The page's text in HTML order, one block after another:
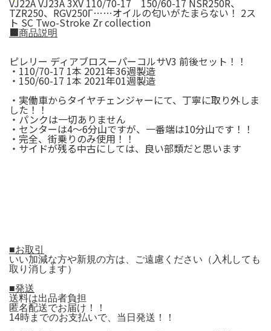
■商品説明
ピレリー ディアブロスーパーコルサV3 前後セット！！
・110/70-17 1本 2021年36週製造
・150/60-17 1本 2021年01週製造
・実働車からタイヤチェンジャーにて、丁寧に取り外しま
した！！
・パンクは一切ありません
・センターは4～6分山ですが、一番端は10分山です！！
・完全、街乗りのみ使用！！
・サイドが残る中古にしては、良い部類だと思います
■お取引
いい加減な方や新規の方は、ご遠慮ください（入札しても
取り消します）
■発送
送料は出品者負担
匿名配送でお届け！！
14時までのお支払いで、当日発送！！